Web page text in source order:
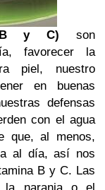
(B y C) son
favorecer la
piel, nuestro
en buenas
defensas
con el agua
que, al menos,
al día, así nos
B y C. Las